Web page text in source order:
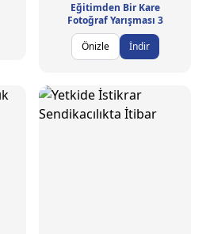
Eğitimden Bir Kare
Fotoğraf Yarışması 3
Önizle
İndir